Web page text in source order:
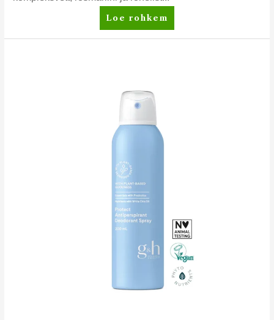
g&h
GOODNESS
rulldeodorant
Loe rohkem